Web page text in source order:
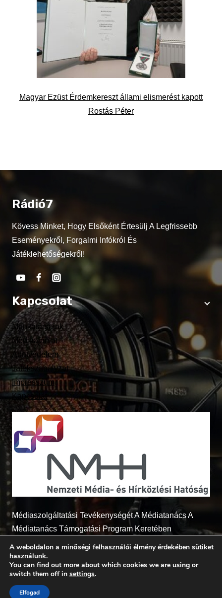
Magyar Ezüst Érdemkereszt állami elismerést kapott
Rostás Péter
Rádió7
Kövess Minket, Hogy Elsőként Értesülj A Legfrissebb
Eseményekről, Forgalmi Infókról És
Játéklehetőségekről!
Kapcsolat
Munkatársaink
Médiaajánlat
Adatvédelem
Játékszabályzat
Impresszum
Kapcsolat
Médiaszolgáltatási Tevékenységét A Médiatanács A
Médiatanács Támogatási Program Keretében
© 2026 - Radio7.hu Minden jog fenntartva
A weboldalon a minőségi felhasználói élmény érdekében sütiket
használunk.
You can find out more about which cookies we are using or
switch them off in settings.
Elfogad